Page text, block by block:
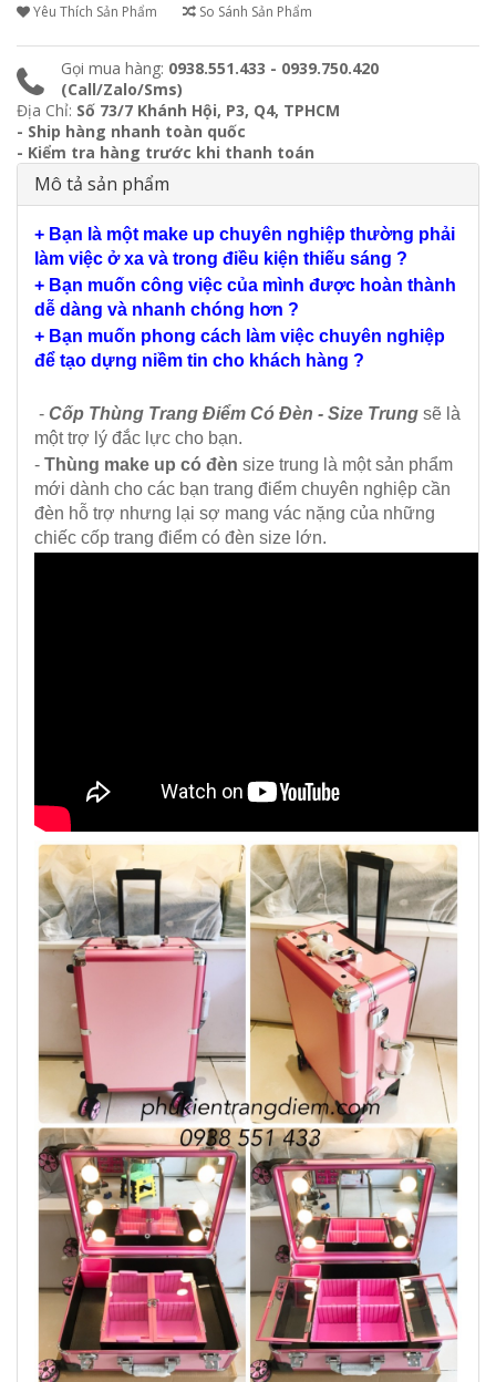
Yêu Thích Sản Phẩm So Sánh Sản Phẩm
Gọi mua hàng: 0938.551.433 - 0939.750.420
(Call/Zalo/Sms)
Địa Chỉ: Số 73/7 Khánh Hội, P3, Q4, TPHCM
- Ship hàng nhanh toàn quốc
- Kiểm tra hàng trước khi thanh toán
Mô tả sản phẩm
+ Bạn là một make up chuyên nghiệp thường phải
làm việc ở xa và trong điều kiện thiếu sáng ?
+ Bạn muốn công việc của mình được hoàn thành
dễ dàng và nhanh chóng hơn ?
+ Bạn muốn phong cách làm việc chuyên nghiệp
để tạo dựng niềm tin cho khách hàng ?
- Cốp Thùng Trang Điểm Có Đèn - Size Trung sẽ là
một trợ lý đắc lực cho bạn.
- Thùng make up có đèn size trung là một sản phẩm
mới dành cho các bạn trang điểm chuyên nghiệp cần
đèn hỗ trợ nhưng lại sợ mang vác nặng của những
chiếc cốp trang điểm có đèn size lớn.